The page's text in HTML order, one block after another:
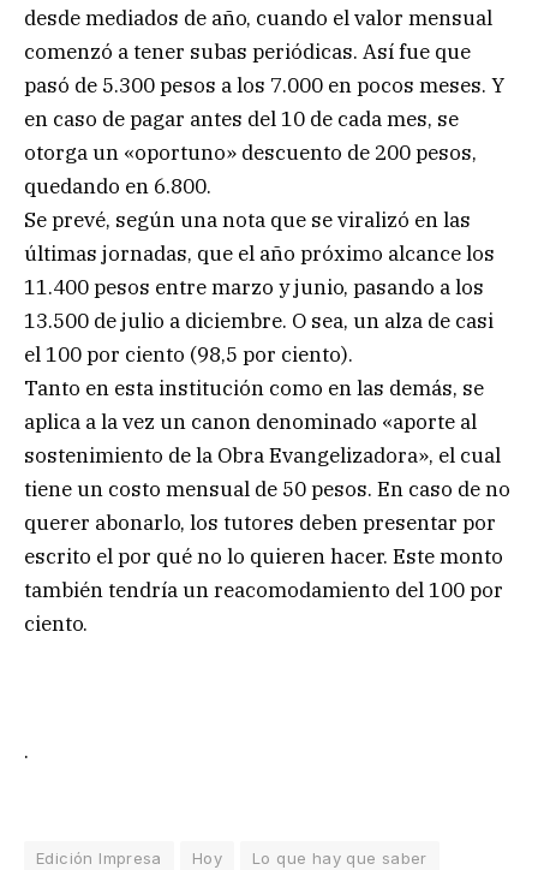
desde mediados de año, cuando el valor mensual
comenzó a tener subas periódicas. Así fue que
pasó de 5.300 pesos a los 7.000 en pocos meses. Y
en caso de pagar antes del 10 de cada mes, se
otorga un «oportuno» descuento de 200 pesos,
quedando en 6.800.
Se prevé, según una nota que se viralizó en las
últimas jornadas, que el año próximo alcance los
11.400 pesos entre marzo y junio, pasando a los
13.500 de julio a diciembre. O sea, un alza de casi
el 100 por ciento (98,5 por ciento).
Tanto en esta institución como en las demás, se
aplica a la vez un canon denominado «aporte al
sostenimiento de la Obra Evangelizadora», el cual
tiene un costo mensual de 50 pesos. En caso de no
querer abonarlo, los tutores deben presentar por
escrito el por qué no lo quieren hacer. Este monto
también tendría un reacomodamiento del 100 por
ciento.
.
Edición Impresa Hoy Lo que hay que saber